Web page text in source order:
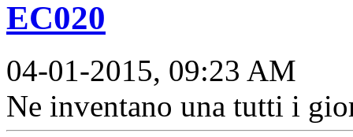
EC020
04-01-2015, 09:23 AM
Ne inventano una tutti i